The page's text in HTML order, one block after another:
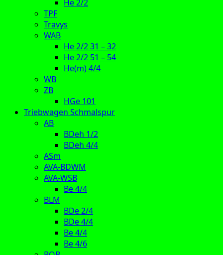
He 2/2
TPF
Travys
WAB
He 2/2 31 – 32
He 2/2 51 – 54
He(m) 4/4
WB
ZB
HGe 101
Triebwagen Schmalspur
AB
BDeh 1/2
BDeh 4/4
ASm
AVA-BDWM
AVA-WSB
Be 4/4
BLM
BDe 2/4
BDe 4/4
Be 4/4
Be 4/6